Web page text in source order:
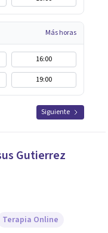
Más horas
16:00
19:00
Siguiente
Gutierrez
Terapia Online